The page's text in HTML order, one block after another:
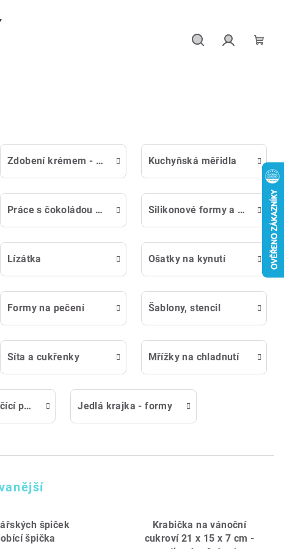
Zdobení krémem - pomůcky Kuchyňská měřidla
Práce s čokoládou - formy Silikonové formy a silikonové náčiní
Lízátka Ošatky na kynutí
Formy na pečení Šablony, stencil
Síta a cukřenky Mřížky na chladnutí
Pracovní a pečící podložky z teflonu a silikonu Jedlá krajka - formy
špiček
špička
Krabička na vánoční
cukroví 21 x 15 x 7 cm -